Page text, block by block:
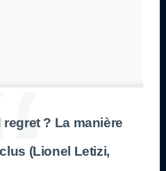
? La manière
(Lionel Letizi,